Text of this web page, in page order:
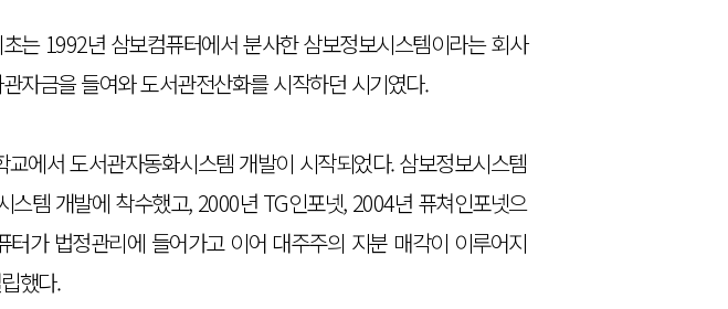
는 1992년 삼보컴퓨터에서 분사한 삼보정보시스템이라는 회사
자금을 들여와 도서관전산화를 시작하던 시기였다.
에서 도서관자동화시스템 개발이 시작되었다. 삼보정보시스템
템 개발에 착수했고, 2000년 TG인포넷, 2004년 퓨쳐인포넷으
가 법정관리에 들어가고 이어 대주주의 지분 매각이 이루어지
했다.